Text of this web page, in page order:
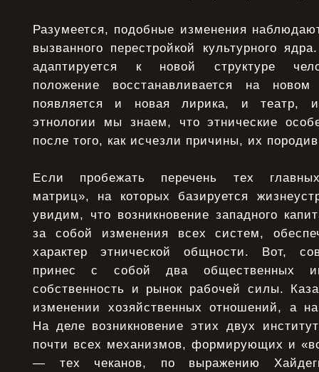
Разумеется, подобные изменения
вызванного перестройкой культурного
адаптируется к новой структуре
положение восстанавливается на
появляется и новая лирика, и театр,
этнологии мы знаем, что этнические
после того, как исчезли причины, их
Если пробежать перечень тех главных
матриц», на которых базируется
увидим, что возникновение западного
за собой изменения всех систем,
характер этнической общности. Вот,
принес с собой два общественных
собственность и рынок рабочей силы.
изменении хозяйственных отношений, а
На деле возникновение этих двух
почти всех механизмов, формирующих и
— тех чеканов, по выражению